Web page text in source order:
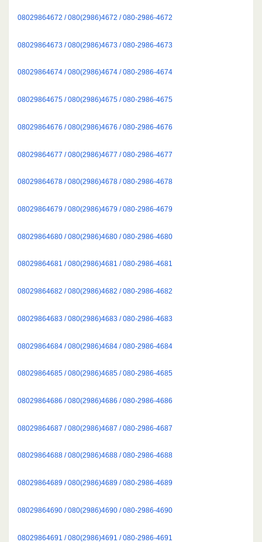
08029864672 / 080(2986)4672 / 080-2986-4672
08029864673 / 080(2986)4673 / 080-2986-4673
08029864674 / 080(2986)4674 / 080-2986-4674
08029864675 / 080(2986)4675 / 080-2986-4675
08029864676 / 080(2986)4676 / 080-2986-4676
08029864677 / 080(2986)4677 / 080-2986-4677
08029864678 / 080(2986)4678 / 080-2986-4678
08029864679 / 080(2986)4679 / 080-2986-4679
08029864680 / 080(2986)4680 / 080-2986-4680
08029864681 / 080(2986)4681 / 080-2986-4681
08029864682 / 080(2986)4682 / 080-2986-4682
08029864683 / 080(2986)4683 / 080-2986-4683
08029864684 / 080(2986)4684 / 080-2986-4684
08029864685 / 080(2986)4685 / 080-2986-4685
08029864686 / 080(2986)4686 / 080-2986-4686
08029864687 / 080(2986)4687 / 080-2986-4687
08029864688 / 080(2986)4688 / 080-2986-4688
08029864689 / 080(2986)4689 / 080-2986-4689
08029864690 / 080(2986)4690 / 080-2986-4690
08029864691 / 080(2986)4691 / 080-2986-4691